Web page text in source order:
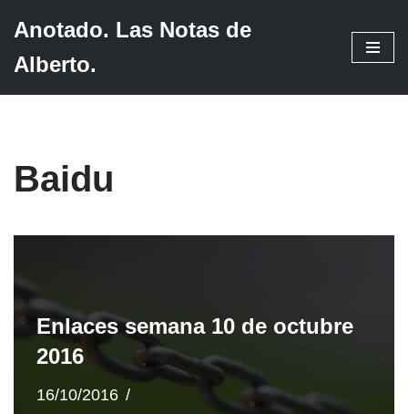
Saltar
Anotado. Las Notas de
Alberto.
Baidu
Enlaces semana 10 de octubre
2016
16/10/2016